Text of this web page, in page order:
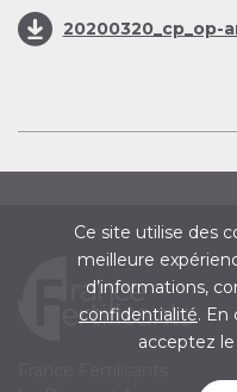
20200320_cp_op-
Ce site utilise des
meilleure
d’informations,
confidentialité. En
acceptez